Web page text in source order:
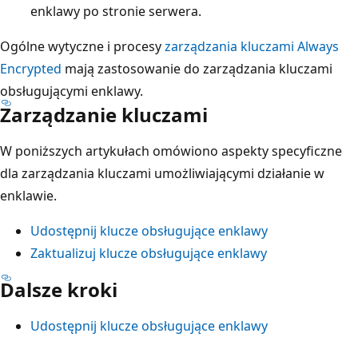
enklawy po stronie serwera.
Ogólne wytyczne i procesyzarządzania kluczami Always
Encrypted mają zastosowanie do zarządzania kluczami
obsługującymi enklawy.
Zarządzanie kluczami
W poniższych artykułach omówiono aspekty specyficzne
dla zarządzania kluczami umożliwiającymi działanie w
enklawie.
Udostępnij klucze obsługujące enklawy
Zaktualizuj klucze obsługujące enklawy
Dalsze kroki
Udostępnij klucze obsługujące enklawy